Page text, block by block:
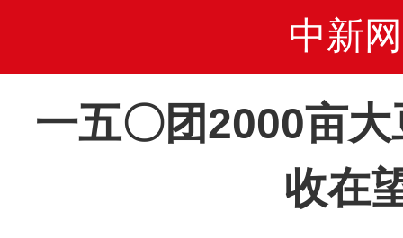
中新网
一五〇团2000亩
收在